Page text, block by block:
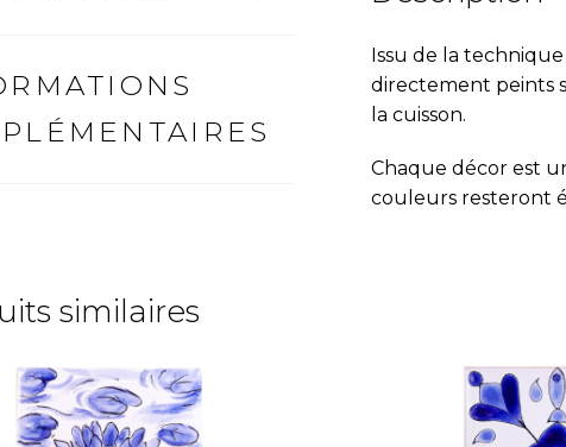
Issu de la technique
directement peints
la cuisson.
Chaque décor est
couleurs resteront
similaires